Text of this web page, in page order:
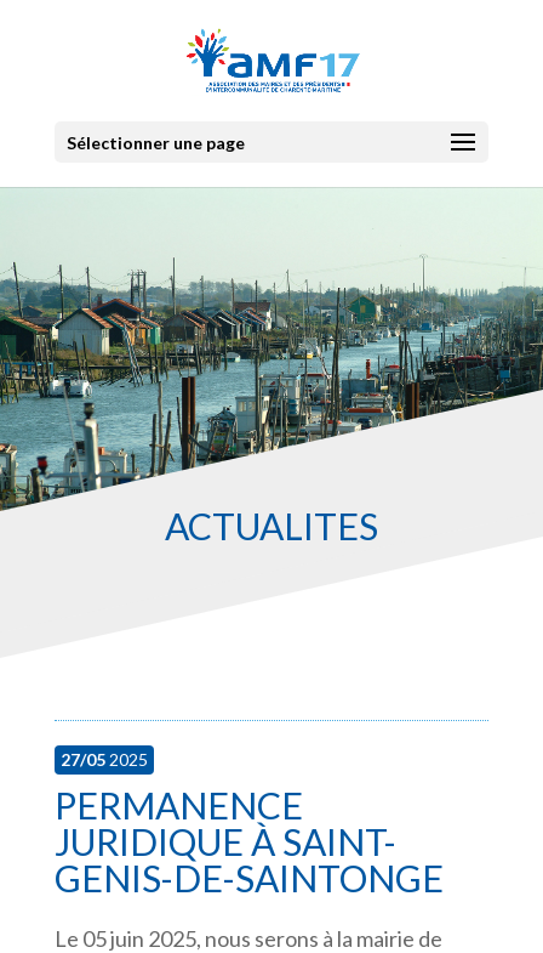
Sélectionner une page
ACTUALITES
27/052025
PERMANENCE
JURIDIQUE À SAINT-
GENIS-DE-SAINTONGE
Le 05 juin 2025, nous serons à la mairie de